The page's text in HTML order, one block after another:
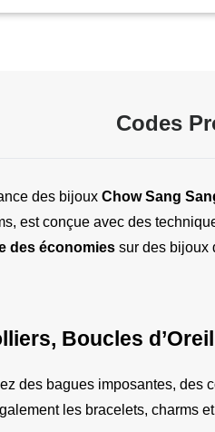
Codes
des bijoux Chow Sang
est conçue avec des
des économies sur des bijoux
Boucles
des bagues imposantes, des
les bracelets, charms